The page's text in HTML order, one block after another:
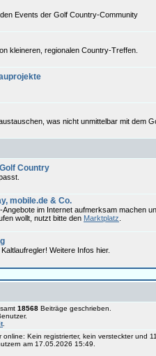
Events der Golf Country-Community
kleineren, regionalen Country-Treffen.
was nicht unmittelbar mit dem
Country
mobile.de & Co.
im Internet aufmerksam machen
wollt, nutzt bitte den Marktplatz
Weitere Infos hier.
18568 Beiträge geschrieben.
.
online: Kein registrierter, kein versteckter und
am 17.05.2026 15:49.